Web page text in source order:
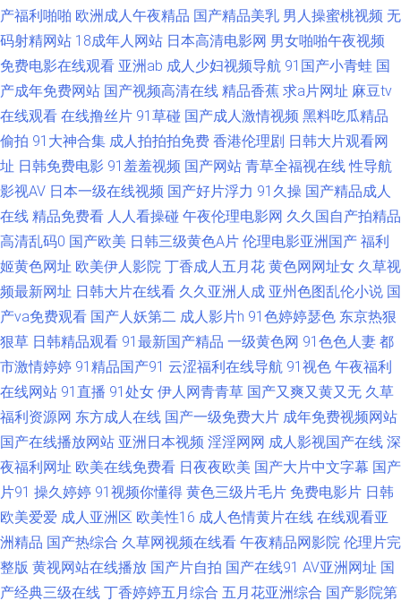
品久久成人 福利av久久 精品一期二期在线 欧美国产日韩婷婷色 在线观看片a
不卡 操逼漫画在线观看 国产在线96页 欧美影院婷婷视频 性爱婷婷 91地址在
线导航黑料 91丝袜在线 久久嫩草精品久 丝袜妈妈舔穴穴 影音先锋夜色资源
91丝袜国产足交网 超踫官网在线 久久传媒AV 日本少妇黑森林17p 亚洲日韩
成人在线 91成年成年进入人口 97超碰草草 激情小说亚洲视频网站 日韩毛片
女bb 最新亚洲分区电影更新 AV在线不卡婷图片 久久福利社 日本在线免费成
人 91福利导航吧 四虎wz 人妻熟妇一区二区三区 91亚色视频 久艹久艹精品
在线 人人操人人干福利看片 91传煤 91香蕉外国视频 狠狠日综合网 欧美性片
久久网 综合综色网 91色蝌蚪在线视频 激情深爱96 色涩叉蜜桃 51av福利导
航 91小仙女思妍 极品精品久久 青草伊人大香蕉 性福利导航 91美脚足恋 不
卡另类 黑丝无码av网 天天艹天 91欧美柠檬成人剧场 草莓视频黄 后入白丝
色情伦理午夜大片 中韩日干逼视频 91网站在线观看入口 国产欧美线熟精 亚
产福利啪啪 欧洲成人午夜精品 国产精品美乳 男人操蜜桃视频 无
码射精网站 18成年人网站 日本高清电影网 男女啪啪午夜视频
免费电影在线观看 亚洲ab 成人少妇视频导航 91国产小青蛙 国
产成年免费网站 国产视频高清在线 精品香蕉 求a片网址 麻豆tv
在线观看 在线撸丝片 91草碰 国产成人激情视频 黑料吃瓜精品
偷拍 91大神合集 成人拍拍拍免费 香港伦理剧 日韩大片观看网
址 日韩免费电影 91羞羞视频 国产网站 青草全福视在线 性导航
影视AV 日本一级在线视频 国产好片浮力 91久操 国产精品成人
在线 精品免费看 人人看操碰 午夜伦理电影网 久久国自产拍精品
高清乱码0 国产欧美 日韩三级黄色A片 伦理电影亚洲国产 福利
姬黄色网址 欧美伊人影院 丁香成人五月花 黄色网网址女 久草视
频最新网址 日韩大片在线看 久久亚洲人成 亚州色图乱伦小说 国
产va免费观看 国产人妖第二 成人影片h 91色婷婷瑟色 东京热狠
狠草 日韩精品观看 91最新国产精品 一级黄色网 91色色人妻 都
市激情婷婷 91精品国产91 云涩福利在线导航 91视色 午夜福利
在线网站 91直播 91处女 伊人网青青草 国产又爽又黄又无 久草
福利资源网 东方成人在线 国产一级免费大片 成年免费视频网站
国产在线播放网站 亚洲日本视频 淫淫网网 成人影视国产在线 深
夜福利网址 欧美在线免费看 日夜夜欧美 国产大片中文字幕 国产
片91 操久婷婷 91视频你懂得 黄色三级片毛片 免费电影片 日韩
欧美爱爱 成人亚洲区 欧美性16 成人色情黄片在线 在线观看亚
洲精品 国产热综合 久草网视频在线看 午夜精品网影院 伦理片完
整版 黄视网站在线播放 国产片自拍 国产在线91 AV亚洲网址 国
产经典三级在线 丁香婷婷五月综合 五月花亚洲综合 国产影院第